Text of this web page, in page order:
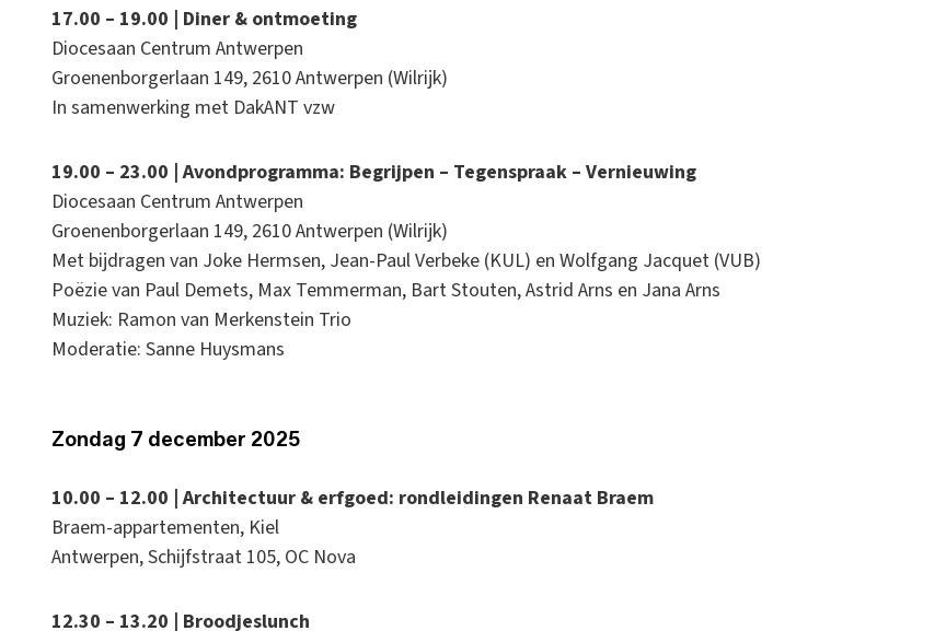
17.00 – 19.00 | Diner & ontmoeting
Diocesaan Centrum Antwerpen
Groenenborgerlaan 149, 2610 Antwerpen (Wilrijk)
In samenwerking met DakANT vzw
19.00 – 23.00 | Avondprogramma: Begrijpen – Tegenspraak – Vernieuwing
Diocesaan Centrum Antwerpen
Groenenborgerlaan 149, 2610 Antwerpen (Wilrijk)
Met bijdragen van Joke Hermsen, Jean-Paul Verbeke (KUL) en Wolfgang Jacquet (VUB)
Poëzie van Paul Demets, Max Temmerman, Bart Stouten, Astrid Arns en Jana Arns
Muziek: Ramon van Merkenstein Trio
Moderatie: Sanne Huysmans
Zondag 7 december 2025
10.00 – 12.00 | Architectuur & erfgoed: rondleidingen Renaat Braem
Braem-appartementen, Kiel
Antwerpen, Schijfstraat 105, OC Nova
12.30 – 13.20 | Broodjeslunch